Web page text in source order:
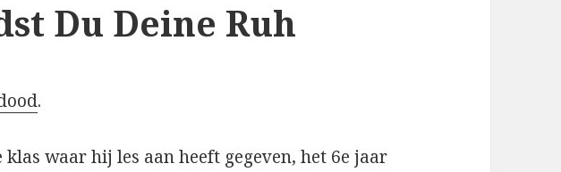
Du Deine Ruh
.
waar hij les aan heeft gegeven, het 6e jaar